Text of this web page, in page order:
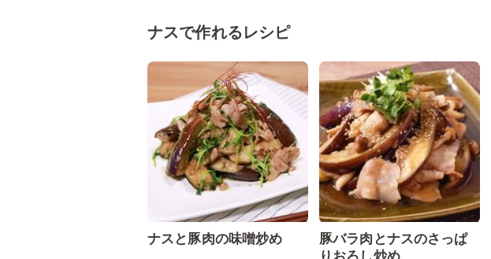
ナスで作れるレシピ
ナスと豚肉の味噌炒め
豚バラ肉とナスのさっぱ
りおろし炒め